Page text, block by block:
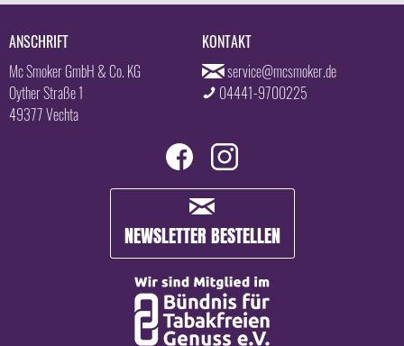
ANSCHRIFT
Mc Smoker GmbH & Co. KG
Oyther Straße 1
49377 Vechta
KONTAKT
service@mcsmoker.de
04441-9700225
NEWSLETTER BESTELLEN